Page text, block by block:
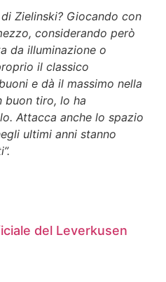
di Zielinski? Giocando con
considerando però
da illuminazione o
il classico
e dà il massimo nella
buon tiro, lo ha
Attacca anche lo spazio
ultimi anni stanno
del Leverkusen